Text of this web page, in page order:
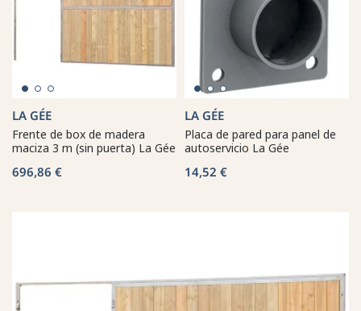
LA GÉE
Frente de box de madera
maciza 3 m (sin puerta) La Gée
696,86 €
LA GÉE
Placa de pared para panel de
autoservicio La Gée
14,52 €